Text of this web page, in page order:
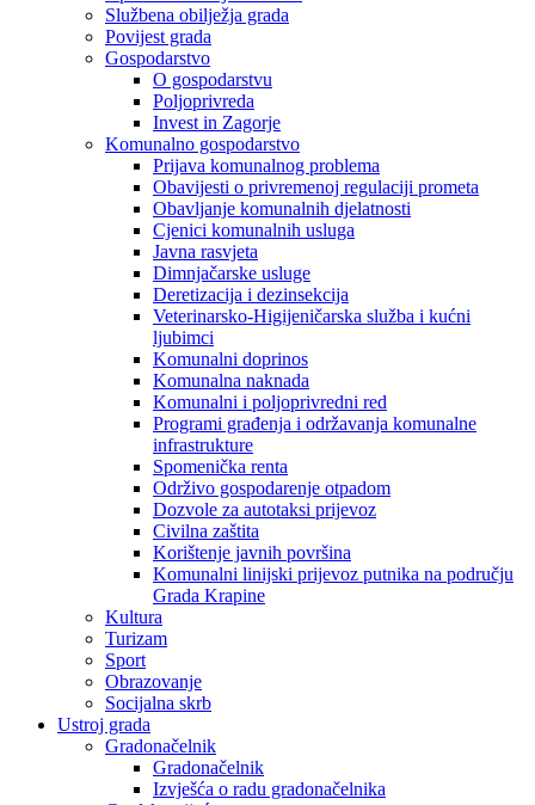
Službena obilježja grada
Povijest grada
Gospodarstvo
O gospodarstvu
Poljoprivreda
Invest in Zagorje
Komunalno gospodarstvo
Prijava komunalnog problema
Obavijesti o privremenoj regulaciji prometa
Obavljanje komunalnih djelatnosti
Cjenici komunalnih usluga
Javna rasvjeta
Dimnjačarske usluge
Deretizacija i dezinsekcija
Veterinarsko-Higijeničarska služba i kućni
ljubimci
Komunalni doprinos
Komunalna naknada
Komunalni i poljoprivredni red
Programi građenja i održavanja komunalne
infrastrukture
Spomenička renta
Održivo gospodarenje otpadom
Dozvole za autotaksi prijevoz
Civilna zaštita
Korištenje javnih površina
Komunalni linijski prijevoz putnika na području
Grada Krapine
Kultura
Turizam
Sport
Obrazovanje
Socijalna skrb
Ustroj grada
Gradonačelnik
Gradonačelnik
Izvješća o radu gradonačelnika